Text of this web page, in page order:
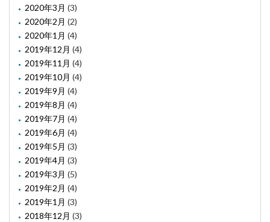
2020年3月 (3)
2020年2月 (2)
2020年1月 (4)
2019年12月 (4)
2019年11月 (4)
2019年10月 (4)
2019年9月 (4)
2019年8月 (4)
2019年7月 (4)
2019年6月 (4)
2019年5月 (3)
2019年4月 (3)
2019年3月 (5)
2019年2月 (4)
2019年1月 (3)
2018年12月 (3)